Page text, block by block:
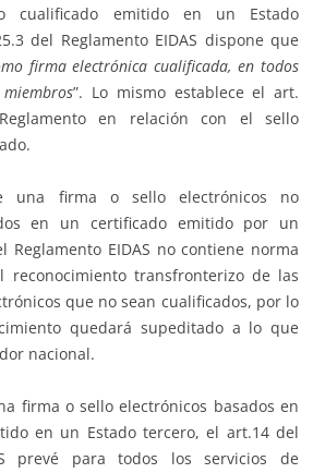
cualificado emitido en un Estado
del Reglamento EIDAS dispone que
firma electrónica cualificada, en todos
”. Lo mismo establece el art.
en relación con el sello
una firma o sello electrónicos no
en un certificado emitido por un
Reglamento EIDAS no contiene norma
reconocimiento transfronterizo de las
que no sean cualificados, por lo
quedará supeditado a lo que
nacional.
firma o sello electrónicos basados en
en un Estado tercero, el art.14 del
prevé para todos los servicios de